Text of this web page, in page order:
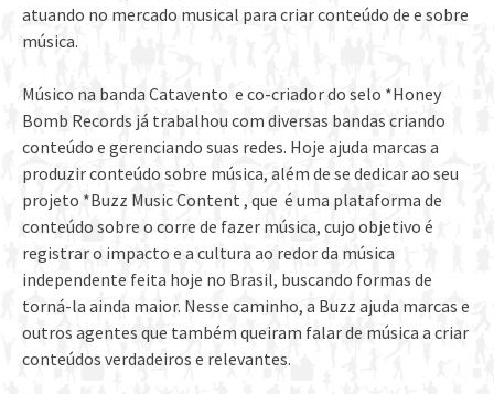
atuando no mercado musical para criar conteúdo de e sobre
música.
Músico na banda Catavento e co-criador do selo *Honey
Bomb Records já trabalhou com diversas bandas criando
conteúdo e gerenciando suas redes. Hoje ajuda marcas a
produzir conteúdo sobre música, além de se dedicar ao seu
projeto *Buzz Music Content , que é uma plataforma de
conteúdo sobre o corre de fazer música, cujo objetivo é
registrar o impacto e a cultura ao redor da música
independente feita hoje no Brasil, buscando formas de
torná-la ainda maior. Nesse caminho, a Buzz ajuda marcas e
outros agentes que também queiram falar de música a criar
conteúdos verdadeiros e relevantes.